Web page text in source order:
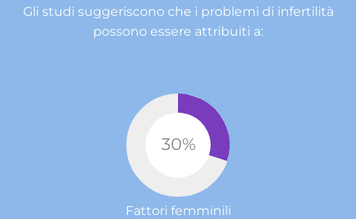
Gli studi suggeriscono che i problemi di infertilità
possono essere attribuiti a:
30%
Fattori femminili